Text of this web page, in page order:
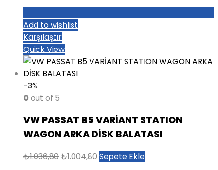
Add to wishlist
Karşılaştır
Quick View
-3%
0 out of 5
VW PASSAT B5 VARİANT STATION
WAGON ARKA DİSK BALATASI
₺1.036,80Orijinal
₺1.004,80 Şu
Sepete Ekle